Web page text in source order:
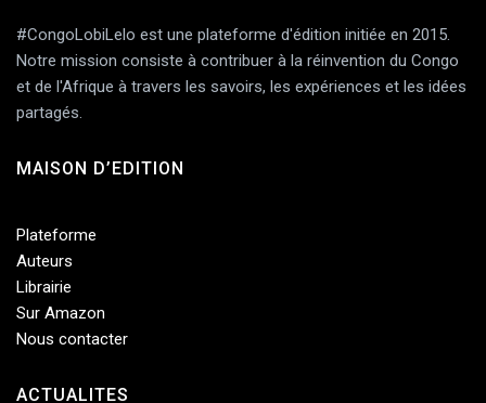
#CongoLobiLelo est une plateforme d'édition initiée en 2015.
Notre mission consiste à contribuer à la réinvention du Congo
et de l'Afrique à travers les savoirs, les expériences et les idées
partagés.
MAISON D’EDITION
Plateforme
Auteurs
Librairie
Sur Amazon
Nous contacter
ACTUALITES